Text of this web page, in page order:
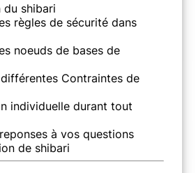
du shibari
règles de sécurité dans
noeuds de bases de
Contraintes de
individuelle durant tout
à vos questions
de shibari